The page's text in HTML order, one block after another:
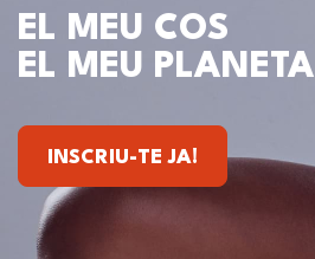
EL MEU COS
EL MEU PLANETA
INSCRIU-TE JA!